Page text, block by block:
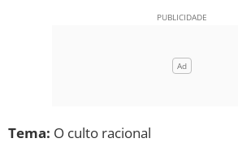
Tema: O culto racional